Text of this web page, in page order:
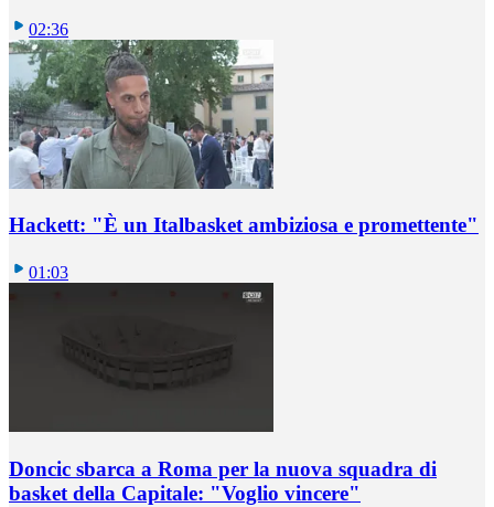
02:36
Hackett: "È un Italbasket ambiziosa e promettente"
01:03
Doncic sbarca a Roma per la nuova squadra di
basket della Capitale: "Voglio vincere"